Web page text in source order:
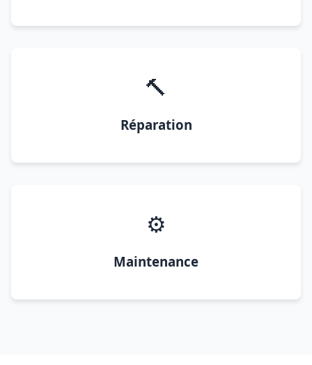
🔨
Réparation
⚙️
Maintenance